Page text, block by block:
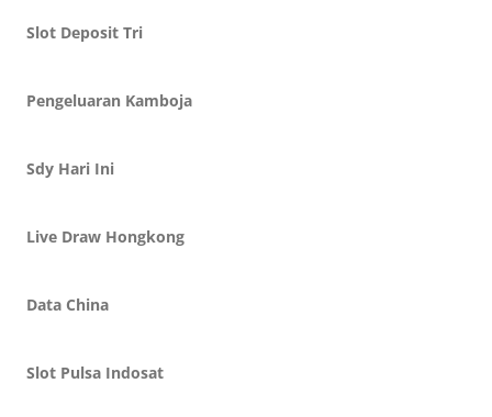
Slot Deposit Tri
Pengeluaran Kamboja
Sdy Hari Ini
Live Draw Hongkong
Data China
Slot Pulsa Indosat